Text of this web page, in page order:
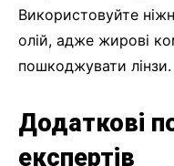
Використовуйте
олій, адже жирові
пошкоджувати лінзи.
Додаткові
експертів